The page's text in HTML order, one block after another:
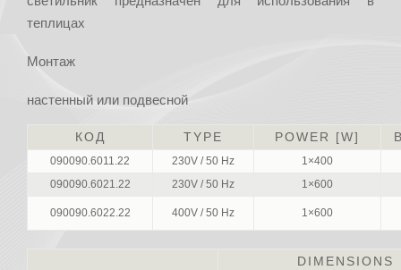
теплицах
Монтаж
настенный или подвесной
КОД TYPE POWER [W]
090090.6011.22 230V / 50 Hz
1×400
090090.6021.22
230V / 50 Hz 1×600
090090.6022.22 400V / 50 Hz 1×600
DIMENSIONS